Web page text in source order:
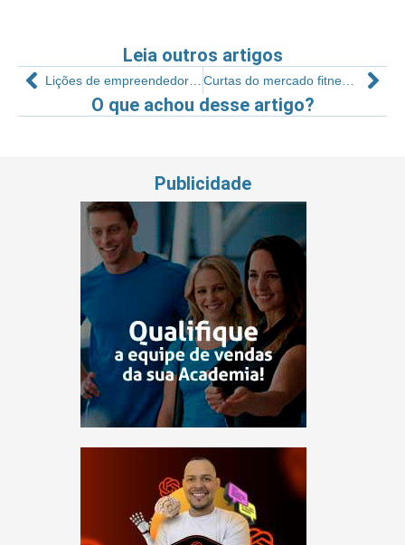
Leia outros artigos
Curtas do mercado fitness – 113
O que achou desse artigo?
Publicidade